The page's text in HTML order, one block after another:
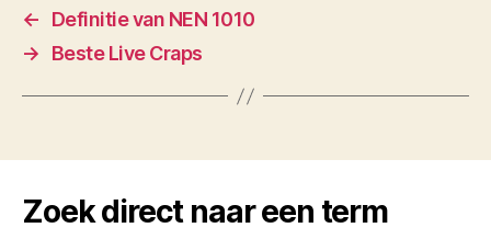
←
Definitie van NEN 1010
→
Beste Live Craps
Zoek direct naar een term